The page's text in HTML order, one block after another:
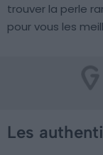
trouver la perle
pour vous les
Les